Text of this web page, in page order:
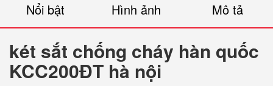
Nổi bật Hình ảnh Mô tả
két sắt chống cháy hàn quốc
KCC200ĐT hà nội